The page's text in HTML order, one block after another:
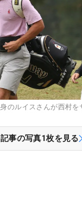
のルイスさんが西村を
事の写真1枚を見る